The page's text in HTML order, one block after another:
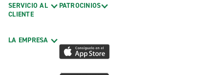
SERVICIO AL
CLIENTE
LA EMPRESA
PATROCINIOS